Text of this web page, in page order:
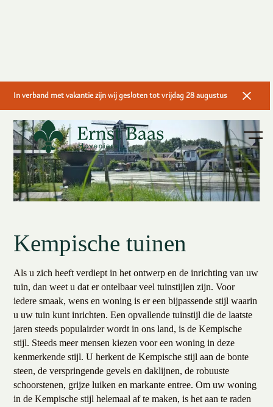
In verband met vakantie zijn wij gesloten tot vrijdag 28 augustus
Kempische tuinen
Als u zich heeft verdiept in het ontwerp en de inrichting van uw
tuin, dan weet u dat er ontelbaar veel tuinstijlen zijn. Voor
iedere smaak, wens en woning is er een bijpassende stijl waarin
u uw tuin kunt inrichten. Een opvallende tuinstijl die de laatste
jaren steeds populairder wordt in ons land, is de Kempische
stijl. Steeds meer mensen kiezen voor een woning in deze
kenmerkende stijl. U herkent de Kempische stijl aan de bonte
steen, de verspringende gevels en daklijnen, de robuuste
schoorstenen, grijze luiken en markante entree. Om uw woning
in de Kempische stijl helemaal af te maken, is het aan te raden